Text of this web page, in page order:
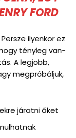
FORD
ilyenkor ez
tényleg van-
A legjobb,
megpróbáljuk,
járatni őket